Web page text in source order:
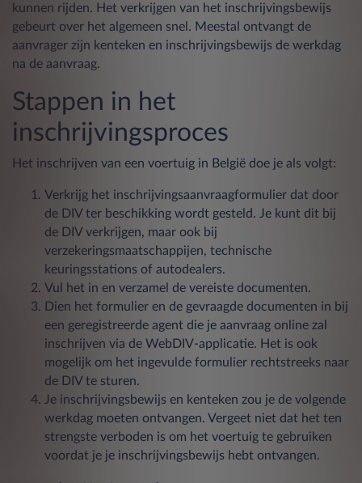
kunnen rijden. Het verkrijgen van het inschrijvingsbewijs
gebeurt over het algemeen snel. Meestal ontvangt de
aanvrager zijn kenteken en inschrijvingsbewijs de werkdag
na de aanvraag.
Stappen in het
inschrijvingsproces
Het inschrijven van een voertuig in België doe je als volgt:
Verkrijg het inschrijvingsaanvraagformulier dat door
de DIV ter beschikking wordt gesteld. Je kunt dit bij
de DIV verkrijgen, maar ook bij
verzekeringsmaatschappijen, technische
keuringsstations of autodealers.
Vul het in en verzamel de vereiste documenten.
Dien het formulier en de gevraagde documenten in bij
een geregistreerde agent die je aanvraag online zal
inschrijven via de WebDIV-applicatie. Het is ook
mogelijk om het ingevulde formulier rechtstreeks naar
de DIV te sturen.
Je inschrijvingsbewijs en kenteken zou je de volgende
werkdag moeten ontvangen. Vergeet niet dat het ten
strengste verboden is om het voertuig te gebruiken
voordat je je inschrijvingsbewijs hebt ontvangen.